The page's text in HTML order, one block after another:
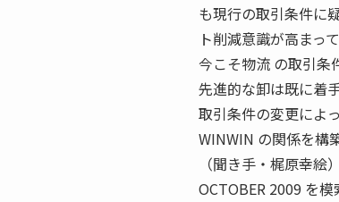
も現行の取引条件に
ト削減意識が高まって
今こそ物流 の取引条
先進的な卸は既に着
取引条件の変更によ
WINWIN の関係を構
（聞き手・梶原幸
OCTOBER 2009 を